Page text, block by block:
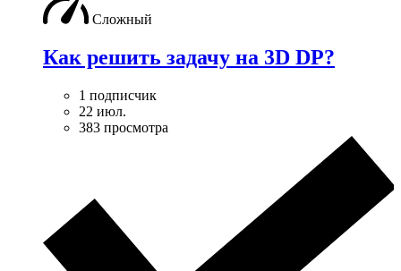
Сложный
Как решить задачу на 3D DP?
1 подписчик
22 июл.
383 просмотра